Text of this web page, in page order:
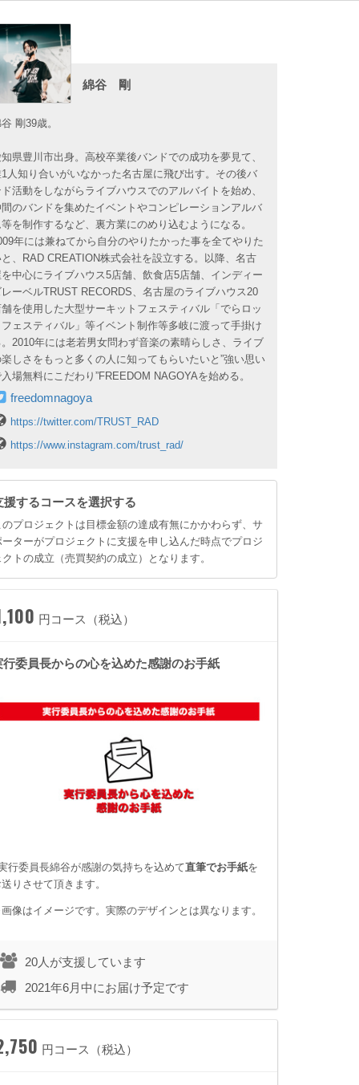
綿谷 剛
剛39歳。
県豊川市出身。高校卒業後バンドでの成功を夢見て、
人知り合いがいなかった名古屋に飛び出す。その後バ
活動をしながらライブハウスでのアルバイトを始め、
のバンドを集めたイベントやコンピレーションアルバ
を制作するなど、裏方業にのめり込むようになる。
年には兼ねてから自分のやりたかった事を全てやりた
、RAD CREATION株式会社を設立する。以降、名古
中心にライブハウス5店舗、飲食店5店舗、インディー
ーベルTRUST RECORDS、名古屋のライブハウス20
を使用した大型サーキットフェスティバル「でらロッ
ェスティバル」等イベント制作等多岐に渡って手掛け
2010年には老若男女問わず音楽の素晴らしさ、ライブ
しさをもっと多くの人に知ってもらいたいと”強い思い
場無料にこだわり”FREEDOM NAGOYAを始める。
freedomnagoya
https://twitter.com/TRUST_RAD
https://www.instagram.com/trust_rad/
援するコースを選択する
のプロジェクトは目標金額の達成有無にかかわらず、サ
ーターがプロジェクトに支援を申し込んだ時点でプロジ
クトの成立（売買契約の成立）となります。
円コース（税込）
行委員長からの心を込めた感謝のお手紙
行委員長綿谷が感謝の気持ちを込めて直筆でお手紙を
りさせて頂きます。
像はイメージです。実際のデザインとは異なります。
20人が支援しています
2021年6月中にお届け予定です
円コース（税込）